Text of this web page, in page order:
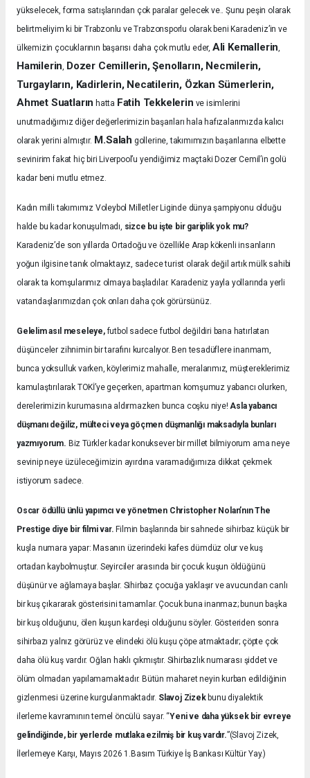
yükselecek, forma satışlarından çok paralar gelecek ve.. Şunu peşin olarak
belirtmeliyim ki bir Trabzonlu ve Trabzonsporlu olarak beni Karadeniz’in ve
ülkemizin çocuklarının başarısı daha çok mutlu eder, Ali Kemallerin,
Hamilerin, Dozer Cemillerin, Şenolların, Necmilerin,
Turgayların, Kadirlerin, Necatilerin, Özkan Sümerlerin,
Ahmet Suatların hatta Fatih Tekkelerin ve isimlerini
unutmadığımız diğer değerlerimizin başarıları hala hafızalarımızda kalıcı
olarak yerini almıştır. M.Salah gollerine, takımımızın başarılarına elbette
sevinirim fakat hiç biri Liverpool’u yendiğimiz maçtaki Dozer Cemil’in golü
kadar beni mutlu etmez.
Kadın milli takımımız Voleybol Milletler Liginde dünya şampiyonu olduğu
halde bu kadar konuşulmadı, sizce bu işte bir gariplik yok mu?
Karadeniz’de son yıllarda Ortadoğu ve özellikle Arap kökenli insanların
yoğun ilgisine tanık olmaktayız, sadece turist olarak değil artık mülk sahibi
olarak ta komşularımız olmaya başladılar. Karadeniz yayla yollarında yerli
vatandaşlarımızdan çok onları daha çok görürsünüz.
Gelelim asıl meseleye,futbol sadece futbol değildiri bana hatırlatan
düşünceler zihnimin bir tarafını kurcalıyor. Ben tesadüflere inanmam,
bunca yoksulluk varken, köylerimiz mahalle, meralarımız, müştereklerimiz
kamulaştırılarak TOKİ’ye geçerken, apartman komşumuz yabancı olurken,
derelerimizin kurumasına aldırmazken bunca coşku niye!Asla yabancı
düşmanı değiliz, mülteci veya göçmen düşmanlığı maksadıyla bunları
yazmıyorum. Biz Türkler kadar konuksever bir millet bilmiyorum ama neye
sevinip neye üzüleceğimizin ayırdına varamadığımıza dikkat çekmek
istiyorum sadece.
Oscar ödüllü ünlü yapımcı ve yönetmen Christopher Nolan’nın The
Prestige diye bir filmi var. Filmin başlarında bir sahnede sihirbaz küçük bir
kuşla numara yapar: Masanın üzerindeki kafes dümdüz olur ve kuş
ortadan kaybolmuştur. Seyirciler arasında bir çocuk kuşun öldüğünü
düşünür ve ağlamaya başlar. Sihirbaz çocuğa yaklaşır ve avucundan canlı
bir kuş çıkararak gösterisini tamamlar. Çocuk buna inanmaz; bunun başka
bir kuş olduğunu, ölen kuşun kardeşi olduğunu söyler. Gösteriden sonra
sihirbazı yalnız görürüz ve elindeki ölü kuşu çöpe atmaktadır; çöpte çok
daha ölü kuş vardır. Oğlan haklı çıkmıştır. Sihirbazlık numarası şiddet ve
ölüm olmadan yapılamamaktadır. Bütün maharet neyin kurban edildiğinin
gizlenmesi üzerine kurgulanmaktadır. Slavoj Zizekbunu diyalektik
ilerleme kavramının temel öncülü sayar. “Yeni ve daha yüksek bir evreye
gelindiğinde, bir yerlerde mutlaka ezilmiş bir kuş vardır.”(Slavoj Zizek,
İlerlemeye Karşı, Mayıs 2026 1.Basım Türkiye İş Bankası Kültür Yay.)